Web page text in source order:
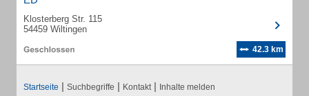
Klosterberg Str. 115
54459 Wiltingen
42.3 km
Startseite | Suchbegriffe | Kontakt | Inhalte melden